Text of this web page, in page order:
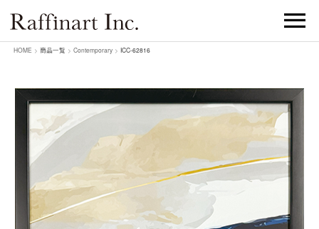
HOME > 商品一覧 > Contemporary > ICC-62816